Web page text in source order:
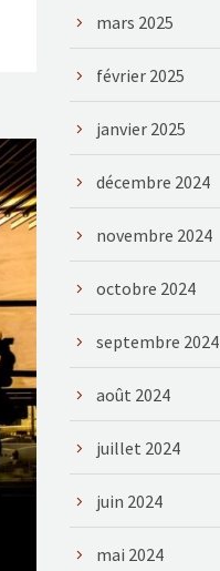
mars 2025
février 2025
janvier 2025
décembre 2024
novembre 2024
octobre 2024
septembre 2024
août 2024
juillet 2024
juin 2024
mai 2024